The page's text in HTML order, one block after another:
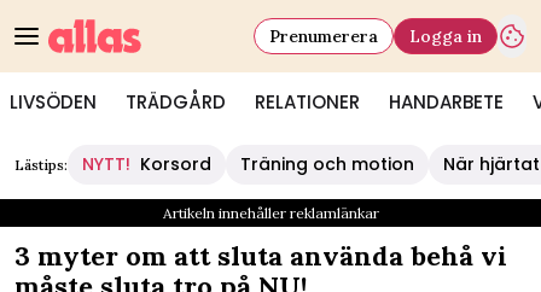
LIVSÖDEN TRÄDGÅRD RELATIONER HANDARBETE
Prenumerera Logga in
Lästips: NYTT! Korsord Träning och motion När
Artikeln innehåller reklamlänkar
3 myter om att sluta använda behå vi